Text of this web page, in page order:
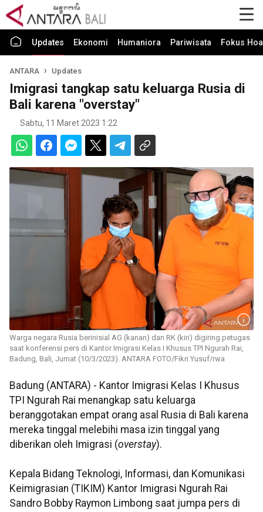
Updates Ekonomi Humaniora Pariwisata Fokus
ANTARA Updates
Imigrasi tangkap satu keluarga Rusia di
Bali karena "overstay"
Sabtu, 11 Maret 2023 1:22
Warga negara Rusia berinisial AG (kanan) dan RK (kiri) digiring petugas
saat konferensi pers di Kantor Imigrasi Kelas I Khusus TPI Ngurah Rai,
Badung, Bali, Jumat (10/3/2023). ANTARA FOTO/Fikri Yusuf/rwa
Badung (ANTARA) - Kantor Imigrasi Kelas I Khusus
TPI Ngurah Rai menangkap satu keluarga
beranggotakan empat orang asal Rusia di Bali karena
mereka tinggal melebihi masa izin tinggal yang
diberikan oleh Imigrasi (overstay).
Kepala Bidang Teknologi, Informasi, dan Komunikasi
Keimigrasian (TIKIM) Kantor Imigrasi Ngurah Rai
Sandro Bobby Raymon Limbong saat jumpa pers di